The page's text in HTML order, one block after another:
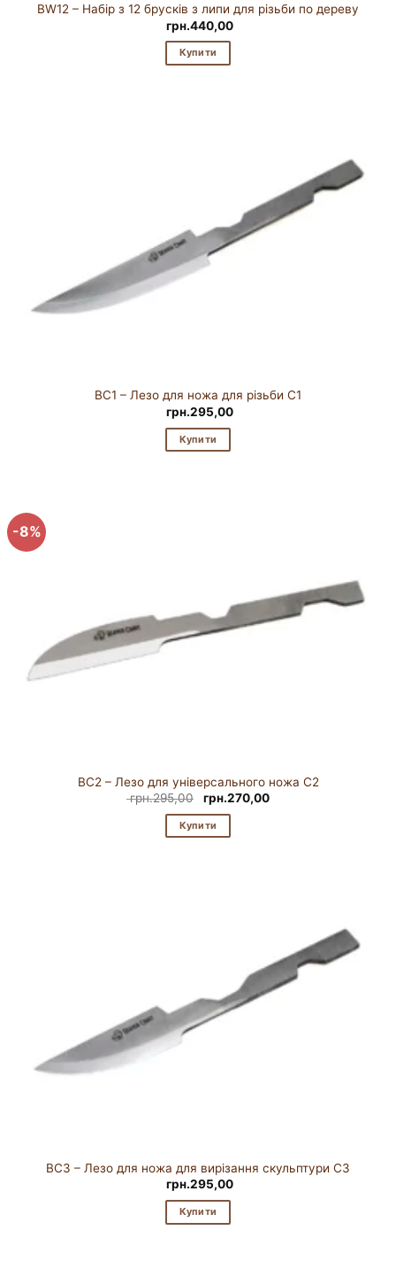
BW12 – Набір з 12 брусків з липи для різьби по дереву
грн.440,00
Купити
BC1 – Лезо для ножа для різьби C1
грн.295,00
Купити
-8%
BC2 – Лезо для універсального ножа C2
грн.295,00
Оригінальна
ціна:
грн.295,00.
грн.270,00Поточна
Купити
BC3 – Лезо для ножа для вирізання скульптури C3
грн.295,00
Купити